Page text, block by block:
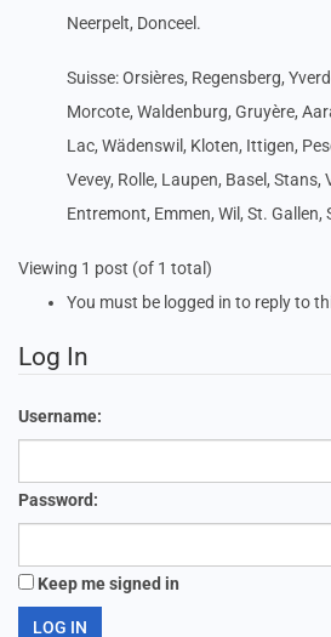
Neerpelt, Donceel.
Suisse: Orsières, Regensberg,
Morcote, Waldenburg, Gruyère,
Lac, Wädenswil, Kloten, Ittigen,
Vevey, Rolle, Laupen, Basel, Stans,
Entremont, Emmen, Wil, St.
Viewing 1 post (of 1 total)
You must be logged in to reply to
Log In
Username:
Password:
Keep me signed in
LOG IN